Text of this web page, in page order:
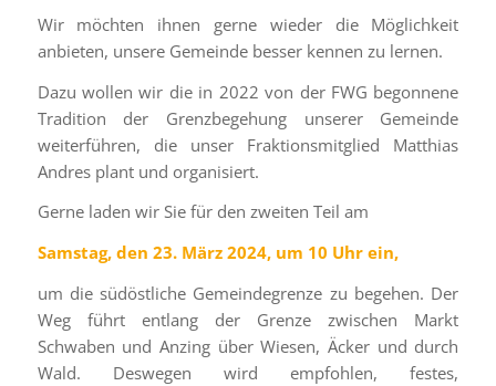
Wir möchten ihnen gerne wieder die Möglichkeit
anbieten, unsere Gemeinde besser kennen zu lernen.
Dazu wollen wir die in 2022 von der FWG begonnene
Tradition der Grenzbegehung unserer Gemeinde
weiterführen, die unser Fraktionsmitglied Matthias
Andres plant und organisiert.
Gerne laden wir Sie für den zweiten Teil am
Samstag, den 23. März 2024, um 10 Uhr ein,
um die südöstliche Gemeindegrenze zu begehen. Der
Weg führt entlang der Grenze zwischen Markt
Schwaben und Anzing über Wiesen, Äcker und durch
Wald. Deswegen wird empfohlen, festes,